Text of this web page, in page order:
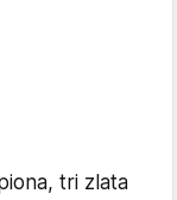
tri zlata